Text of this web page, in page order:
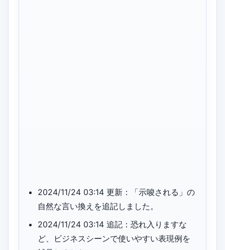
2024/11/24 03:14 更新：「示唆される」の
自然な言い換えを追記しました。
2024/11/24 03:14 追記：恐れ入りますな
ど、ビジネスシーンで使いやすい表現例を